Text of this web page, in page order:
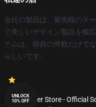
当社の製品は、最先端のチ
で美しいデザイン製品を幅
テムは、独自の外観だけで
らしいです。
© Soul Eater Store - Official
UNLOCK
10% OFF